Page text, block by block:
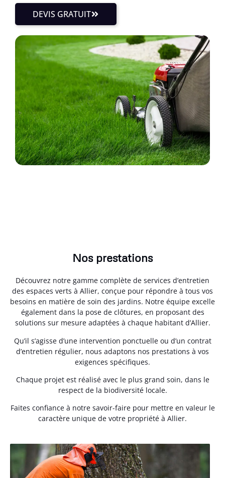
DEVIS GRATUIT
Nos prestations
Découvrez notre gamme complète de services d’entretien
des espaces verts à Allier, conçue pour répondre à tous vos
besoins en matière de soin des jardins. Notre équipe excelle
également dans la pose de clôtures, en proposant des
solutions sur mesure adaptées à chaque habitant d’Allier.
Qu’il s’agisse d’une intervention ponctuelle ou d’un contrat
d’entretien régulier, nous adaptons nos prestations à vos
exigences spécifiques.
Chaque projet est réalisé avec le plus grand soin, dans le
respect de la biodiversité locale.
Faites confiance à notre savoir-faire pour mettre en valeur le
caractère unique de votre propriété à Allier.